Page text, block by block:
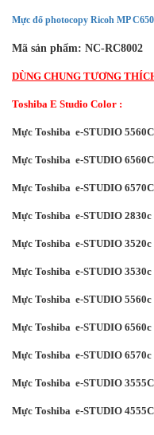
Mực đổ photocopy Ricoh MP
Mã sản phẩm: NC-RC8002
DÙNG CHUNG TƯƠNG
Toshiba E Studio Color :
Mực Toshiba e-STUDIO 5560C
Mực Toshiba e-STUDIO 6560C
Mực Toshiba e-STUDIO 6570C
Mực Toshiba e-STUDIO 2830c
Mực Toshiba e-STUDIO 3520c
Mực Toshiba e-STUDIO 3530c
Mực Toshiba e-STUDIO 5560c
Mực Toshiba e-STUDIO 6560c
Mực Toshiba e-STUDIO 6570c
Mực Toshiba e-STUDIO 3555C
Mực Toshiba e-STUDIO 4555C